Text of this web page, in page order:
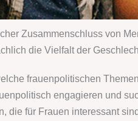
Zusammenschluss von
die Vielfalt der
frauenpolitischen
engagieren und
die für Frauen interessant